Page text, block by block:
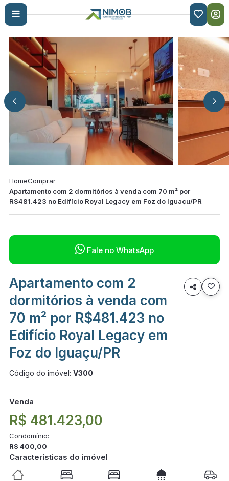

HomeComprar
Apartamento com 2 dormitórios à venda com 70 m² por
R$481.423 no Edifício Royal Legacy em Foz do Iguaçu/PR
 Fale no WhatsApp
Apartamento com 2
dormitórios à venda com
70 m² por R$481.423 no
Edifício Royal Legacy em
Foz do Iguaçu/PR

Código do imóvel: V300
Venda
R$ 481.423,00
Condomínio:
R$ 400,00
Características do imóvel